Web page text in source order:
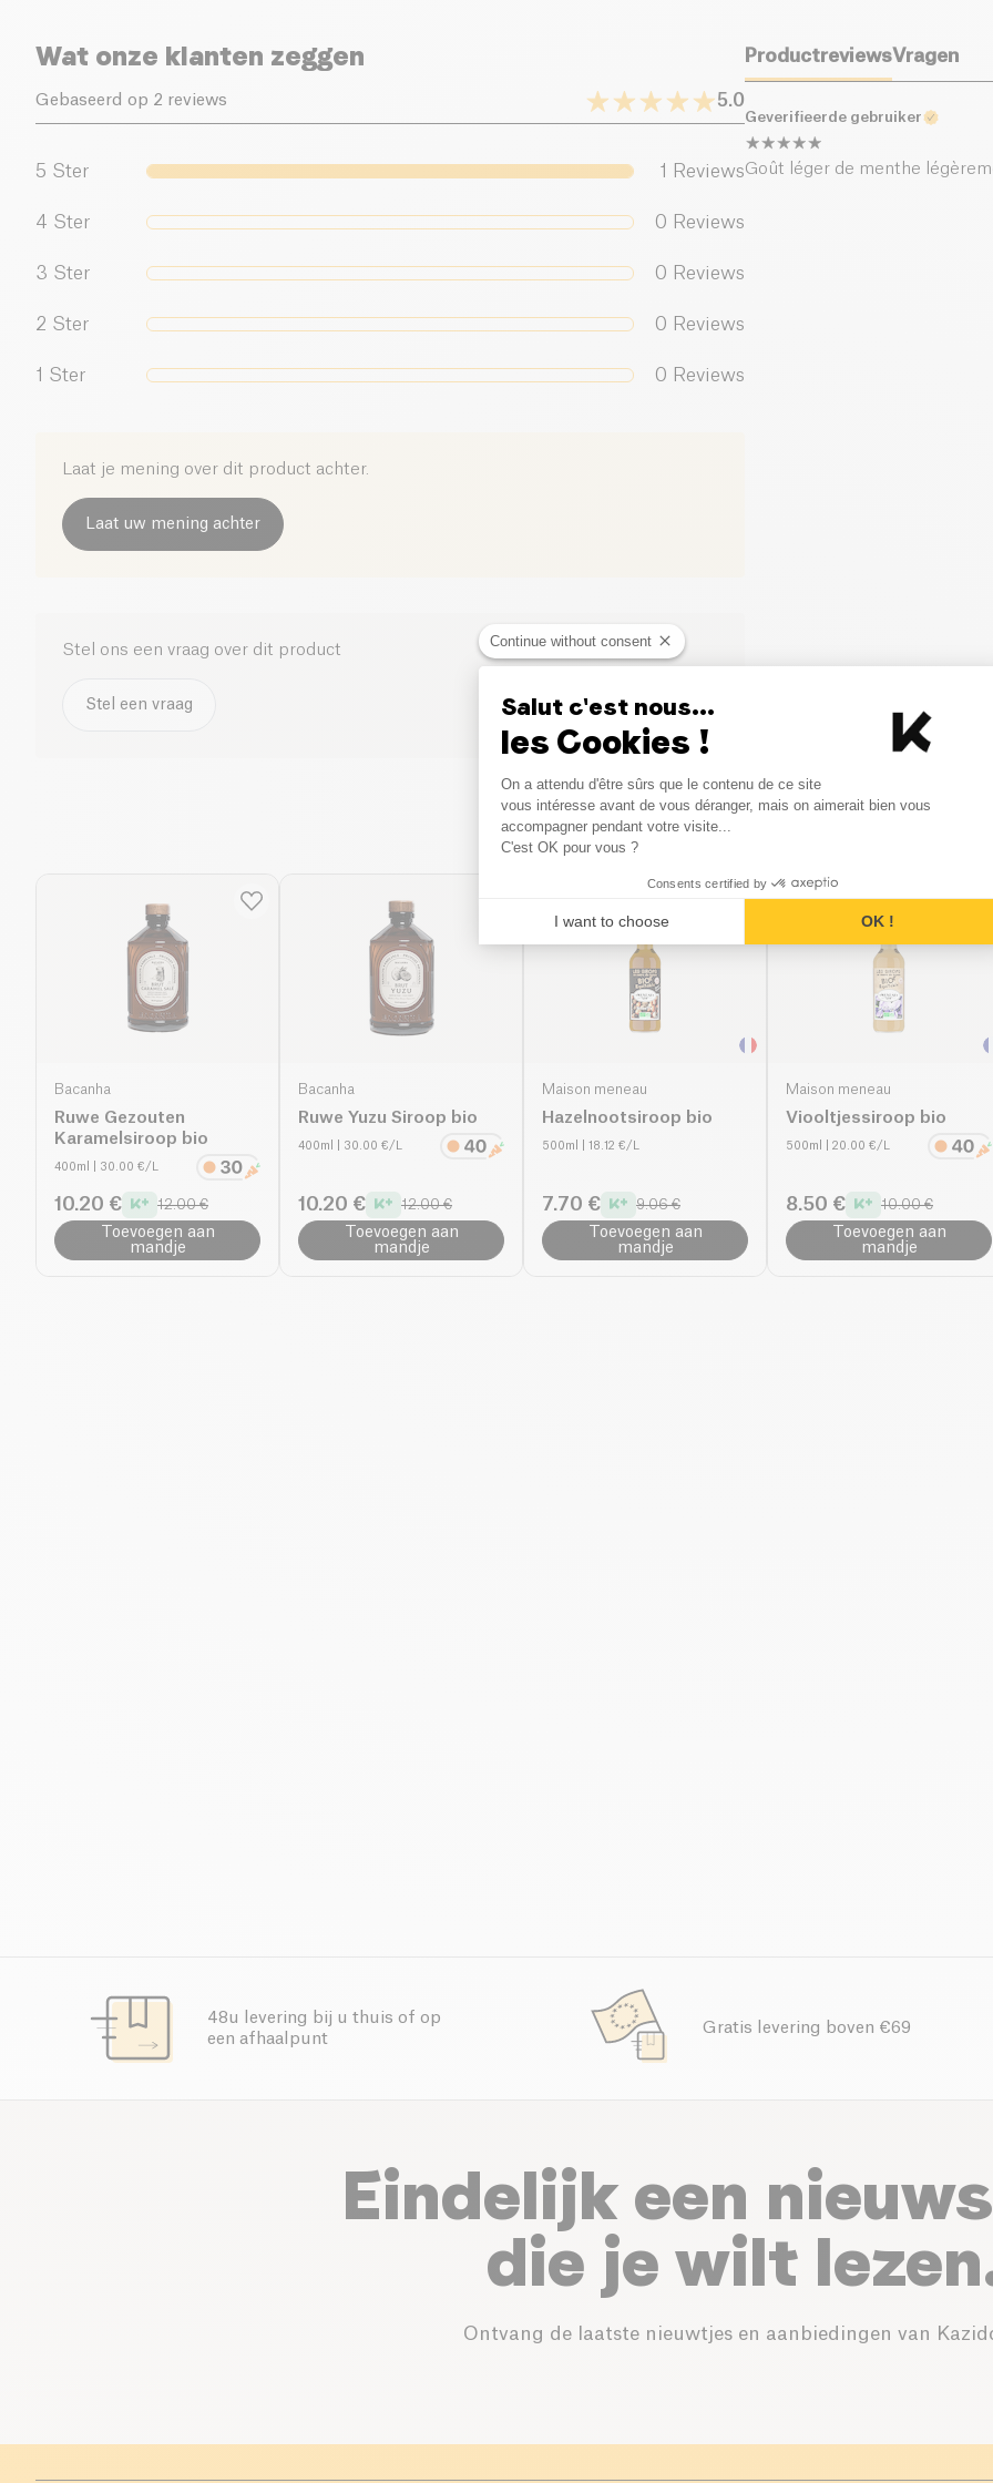
product en voeg
perfect geschikt
vandaan?
frisheid in deze
Wat onze klanten zeggen
Gebaseerd op 2 reviews 5.0
5 Ster 1 Reviews
4 Ster 0 Reviews
3 Ster 0 Reviews
2 Ster 0 Reviews
1 Ster 0 Reviews
Laat je mening over dit product achter.
Laat uw mening achter
Stel ons een vraag over dit product
Stel een vraag
ProductreviewsVragen
Geverifieerde gebruiker
Goût léger de menthe
Vergelijkbare producten
Bacanha
Ruwe Gezouten
Karamelsiroop bio
400ml | 30.00 €/L
10.20 € 12.00 €
Toevoegen aan
mandje
Bacanha
Ruwe Yuzu Siroop bio
400ml | 30.00 €/L
10.20 € 12.00 €
Toevoegen aan
mandje
Maison meneau
Hazelnootsiroop bio
500ml | 18.12 €/L
7.70 € 9.06 €
Toevoegen aan
mandje
Maison meneau
Viooltjessiroop bio
500ml | 20.00 €/L
8.50 € 10.00 €
Toevoegen aan
mandje
48u levering bij u thuis of op
een afhaalpunt
Gratis levering boven €69
Eindelijk een
die je wilt
Ontvang de laatste nieuwtjes en aanbiedingen van
Continue without consent
Salut c'est nous...
les Cookies !
Consent Management
On a attendu d'être sûrs que le contenu de ce site
vous intéresse avant de vous déranger, mais on aimerait bien vous
accompagner pendant votre visite...
C'est OK pour vous ?
Consents certified by
I want to choose OK !
Axeptio consent